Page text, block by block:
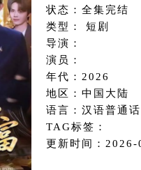
状态：全集完结
类型： 短剧
导演：
演员：
年代：2026
地区：中国大陆
语言：汉语普通话
TAG标签：
更新时间：